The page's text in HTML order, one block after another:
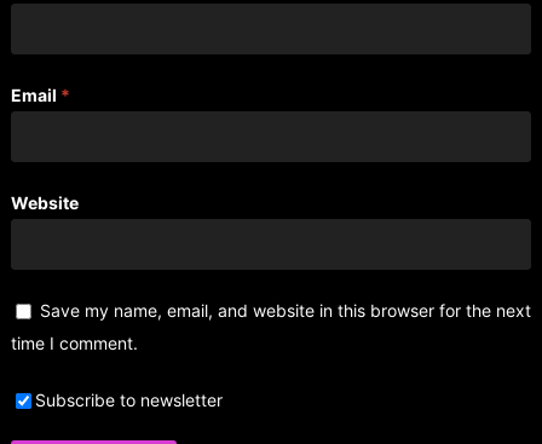
Email *
Website
Save my name, email, and website in this browser for the next
time I comment.
Subscribe to newsletter